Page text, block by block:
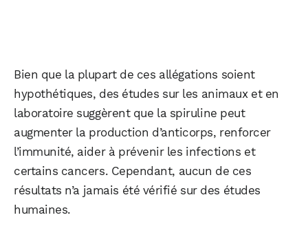
Bien que la plupart de ces allégations soient
hypothétiques, des études sur les animaux et en
laboratoire suggèrent que la spiruline peut
augmenter la production d’anticorps, renforcer
l’immunité, aider à prévenir les infections et
certains cancers. Cependant, aucun de ces
résultats n’a jamais été vérifié sur des études
humaines.